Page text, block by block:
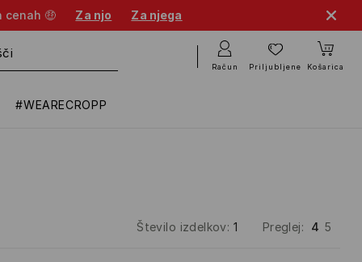
cenah 🤑 Za njo Za njega
#WEARECROPP
Račun Priljubljene Košarica
Število izdelkov: 1 Preglej: 4 5